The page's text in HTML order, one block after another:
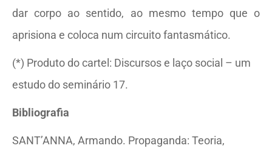
dar corpo ao sentido, ao mesmo tempo que o
aprisiona e coloca num circuito fantasmático.
(*) Produto do cartel: Discursos e laço social – um
estudo do seminário 17.
Bibliografia
SANT’ANNA, Armando. Propaganda: Teoria,